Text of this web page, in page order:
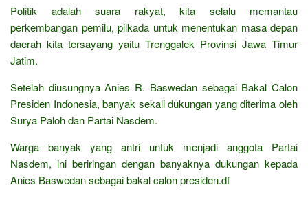
Politik adalah suara rakyat, kita selalu memantau
perkembangan pemilu, pilkada untuk menentukan masa depan
daerah kita tersayang yaitu Trenggalek Provinsi Jawa Timur
Jatim.
Setelah diusungnya Anies R. Baswedan sebagai Bakal Calon
Presiden Indonesia, banyak sekali dukungan yang diterima oleh
Surya Paloh dan Partai Nasdem.
Warga banyak yang antri untuk menjadi anggota Partai
Nasdem, ini beriringan dengan banyaknya dukungan kepada
Anies Baswedan sebagai bakal calon presiden.df